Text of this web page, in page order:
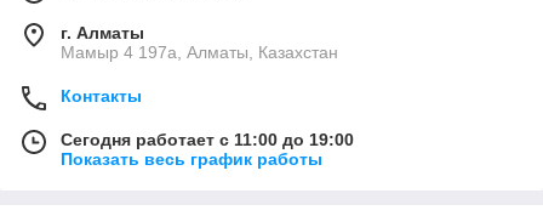
г. Алматы
Мамыр 4 197а, Алматы, Казахстан
Контакты
Сегодня работает с 11:00 до 19:00
Показать весь график работы